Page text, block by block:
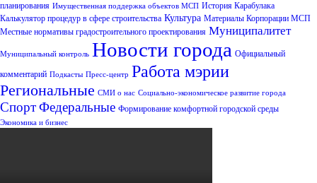
планирования Имущественная поддержка объектов МСП История Карабулака
Калькулятор процедур в сфере строительства Культура Материалы Корпорации МСП
Местные нормативы градостроительного проектирования Муниципалитет
Муниципальный контроль Новости города Официальный
комментарий Подкасты Пресс-центр Работа мэрии
Региональные СМИ о нас Социально-экономическое развитие города
СпортФедеральные Формирование комфортной городской среды
Экономика и бизнес